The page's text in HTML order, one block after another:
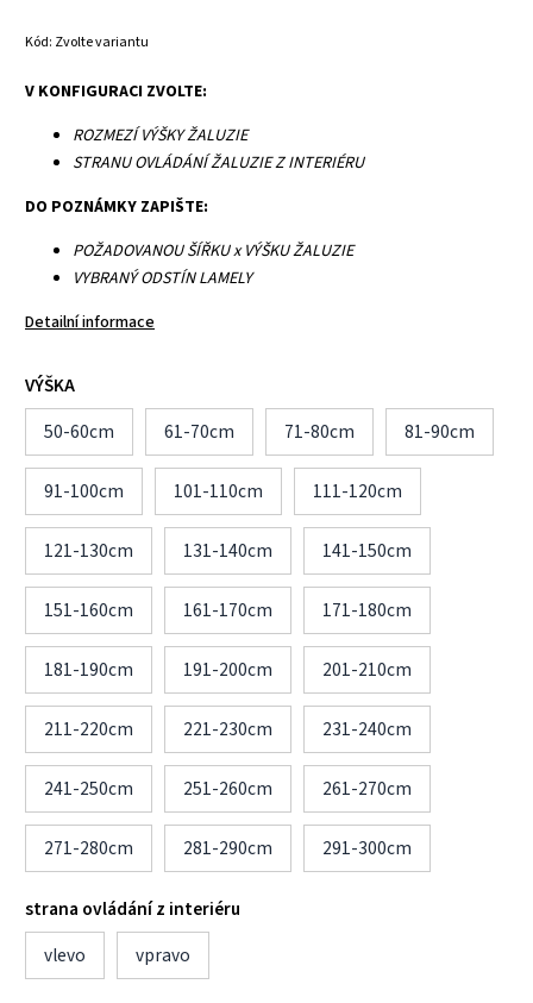
Kód: Zvolte variantu
V KONFIGURACI ZVOLTE:
ROZMEZÍ VÝŠKY ŽALUZIE
STRANU OVLÁDÁNÍ ŽALUZIE Z INTERIÉRU
DO POZNÁMKY ZAPIŠTE:
POŽADOVANOU ŠÍŘKU x VÝŠKU ŽALUZIE
VYBRANÝ ODSTÍN LAMELY
Detailní informace
VÝŠKA
50-60cm
61-70cm 71-80cm 81-90cm
91-100cm 101-110cm 111-120cm
121-130cm 131-140cm 141-150cm
151-160cm 161-170cm 171-180cm
181-190cm 191-200cm 201-210cm
211-220cm 221-230cm 231-240cm
241-250cm 251-260cm 261-270cm
271-280cm 281-290cm 291-300cm
strana ovládání z interiéru
vlevo
vpravo